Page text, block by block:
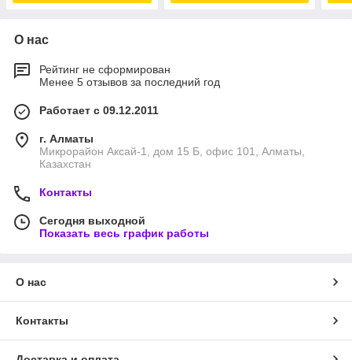
О нас
Рейтинг не сформирован
Менее 5 отзывов за последний год
Работает с 09.12.2011
г. Алматы
Микрорайон Аксай-1, дом 15 Б, офис 101, Алматы,
Казахстан
Контакты
Сегодня выходной
Показать весь график работы
О нас
Контакты